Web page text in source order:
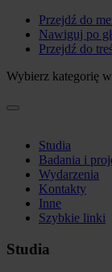
Przejdź do
Nawiguj po
Przejdź do
Wybierz kategorię
Studia
Badania i
Wydarzenia
Kontakty
Inne
Szybkie linki
Studia